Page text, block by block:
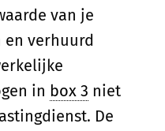
van je
en verhuurd
in box 3 niet
De